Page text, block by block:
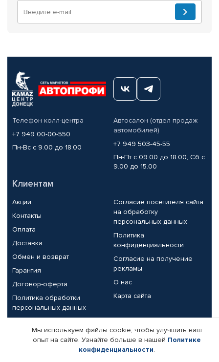
Телефон колл-центра
+7 949 00-00-550
Пн-Вс с 9.00 до 18.00
Автосалон (отдел продаж
автомобилей)
+7 949 503-45-55
Пн-Пт с 09.00 до 18.00, Сб с
9.00 до 15.00
Клиентам
Акции
Контакты
Оплата
Доставка
Обмен и возврат
Гарантия
Договор-оферта
Политика обработки
персональных данных
Согласие посетителя сайта
на обработку
персональных данных
Политика
конфиденциальности
Согласие на получение
рекламы
О нас
Карта сайта
Партнерам
Корпоративным клиентам
Реквизиты компании
Мы используем файлы cookie, чтобы улучшить ваш
опыт на сайте. Узнайте больше в нашей Политике
конфиденциальности.